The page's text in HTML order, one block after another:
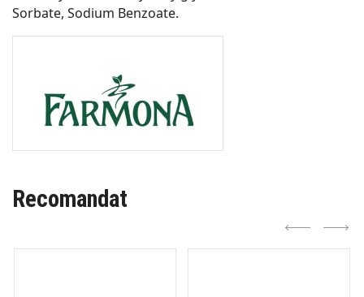
Sorbate, Sodium Benzoate.
Recomandat